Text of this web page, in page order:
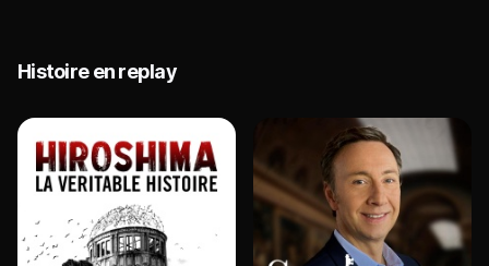
Histoire en replay